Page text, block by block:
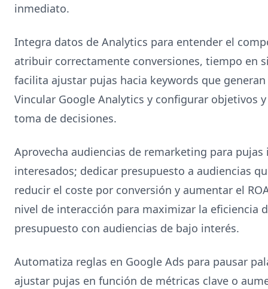
inmediato.
Integra datos de Analytics para entender el
atribuir correctamente conversiones, tiempo en
facilita ajustar pujas hacia keywords que
Vincular Google Analytics y configurar objetivos
toma de decisiones.
Aprovecha audiencias de remarketing para
interesados; dedicar presupuesto a audiencias
reducir el coste por conversión y aumentar el
nivel de interacción para maximizar la eficiencia
presupuesto con audiencias de bajo interés.
Automatiza reglas en Google Ads para pausar
ajustar pujas en función de métricas clave o